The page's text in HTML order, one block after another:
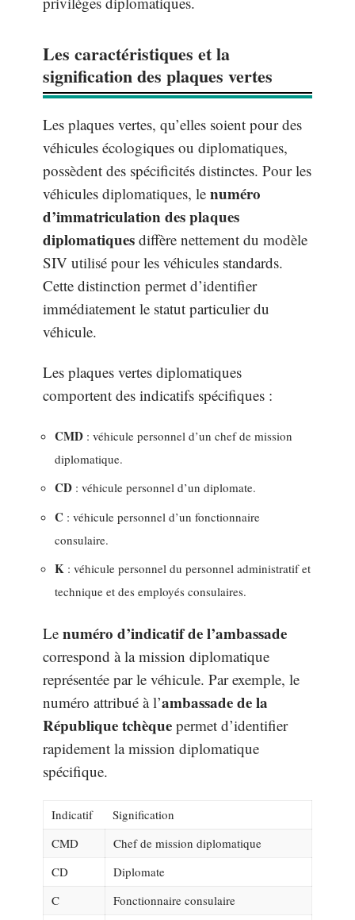
Les caractéristiques et la
signification des plaques vertes
Les plaques vertes, qu’elles soient pour des
véhicules écologiques ou diplomatiques,
possèdent des spécificités distinctes. Pour les
véhicules diplomatiques, le numéro
d’immatriculation des plaques
diplomatiques diffère nettement du modèle
SIV utilisé pour les véhicules standards.
Cette distinction permet d’identifier
immédiatement le statut particulier du
véhicule.
Les plaques vertes diplomatiques
comportent des indicatifs spécifiques :
CMD : véhicule personnel d’un chef de mission
diplomatique.
CD : véhicule personnel d’un diplomate.
C : véhicule personnel d’un fonctionnaire
consulaire.
K : véhicule personnel du personnel administratif et
technique et des employés consulaires.
Le numéro d’indicatif de l’ambassade
correspond à la mission diplomatique
représentée par le véhicule. Par exemple, le
numéro attribué à l’ambassade de la
République tchèque permet d’identifier
rapidement la mission diplomatique
spécifique.
Indicatif
Signification
CMD
Chef de mission diplomatique
CD
Diplomate
C
Fonctionnaire consulaire